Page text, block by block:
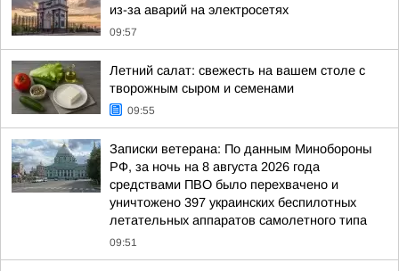
из-за аварий на электросетях
09:57
Летний салат: свежесть на вашем столе с
творожным сыром и семенами
09:55
Записки ветерана: По данным Минобороны
РФ, за ночь на 8 августа 2026 года
средствами ПВО было перехвачено и
уничтожено 397 украинских беспилотных
летательных аппаратов самолетного типа
09:51